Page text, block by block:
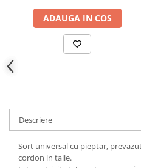
ADAUGA IN COS
Descriere
Sort universal cu pieptar,
cordon in talie.